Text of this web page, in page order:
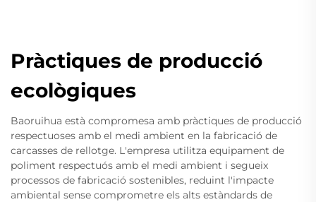
Pràctiques de producció
ecològiques
Baoruihua està compromesa amb pràctiques de producció
respectuoses amb el medi ambient en la fabricació de
carcasses de rellotge. L'empresa utilitza equipament de
poliment respectuós amb el medi ambient i segueix
processos de fabricació sostenibles, reduint l'impacte
ambiental sense comprometre els alts estàndards de